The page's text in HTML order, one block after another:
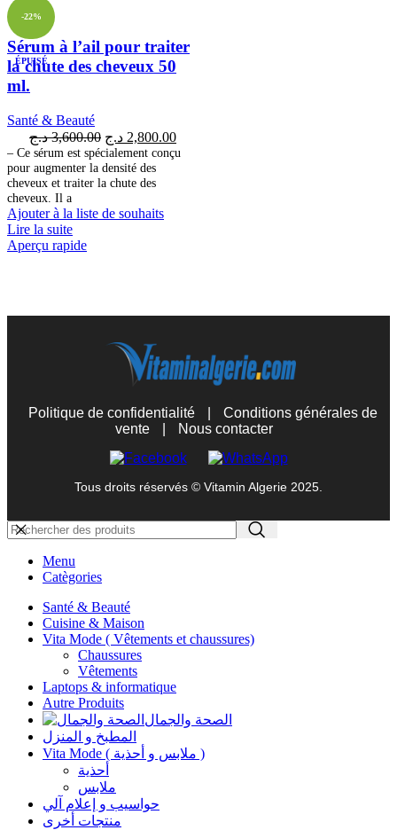
-22%
ÉPUISÉ
Sérum à l’ail pour traiter
la chute des cheveux 50
ml.
Santé & Beauté
3,600.00 د.ج 2,800.00 د.ج
– Ce sérum est spécialement conçu
pour augmenter la densité des
cheveux et traiter la chute des
cheveux. Il a
Ajouter à la liste de souhaits
Lire la suite
Aperçu rapide
Politique de confidentialité
Conditions générales de
vente
Nous contacter
Tous droits réservés © Vitamin Algerie 2025.
Menu
Catègories
Santé & Beauté
Cuisine & Maison
Vita Mode ( Vêtements et chaussures)
Chaussures
Vêtements
Laptops & informatique
Autre Produits
الصحة والجمال
المطبخ و المنزل
Vita Mode ( ملابس و أحذية )
أحذية
ملابس
حواسيب و إعلام آلي
منتجات أخرى